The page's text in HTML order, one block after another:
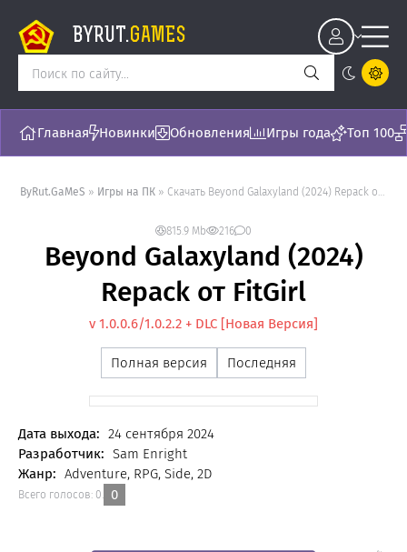
BYRUT.GAMES
Главная Новинки Обновления Игры года Топ 100
ByRut.GaMeS » Игры на ПК » Скачать Beyond Galaxyland (2024) Repack от FitGirl - торрент последняя версия [v 1.0.0.6/1.0.2.2 + DLC]
815.9 Mb 216 0
Beyond Galaxyland (2024)
Repack от FitGirl
v 1.0.0.6/1.0.2.2 + DLC [Новая Версия]
Полная версия Последняя
Дата выхода: 24 сентября 2024
Разработчик: Sam Enright
Жанр: Adventure, RPG, Side, 2D
Всего голосов: 0. 0